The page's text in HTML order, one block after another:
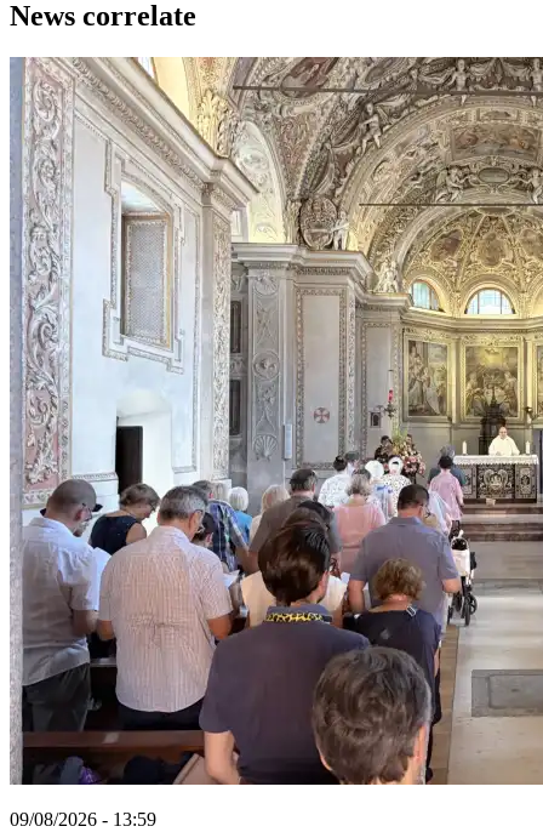
News correlate
09/08/2026 - 13:59